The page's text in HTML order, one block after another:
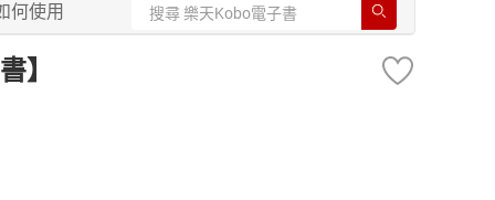
何使用
】